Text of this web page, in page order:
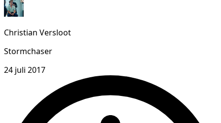
Christian Versloot
Stormchaser
24 juli 2017